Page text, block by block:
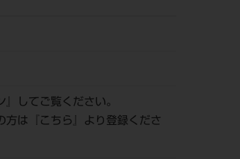
』してご覧ください。
は『
こちら
』より登録くださ